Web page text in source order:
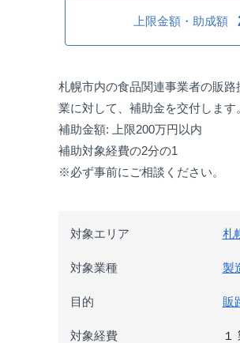
上限金額・助成額
札幌市内の食品関連事業者の販
業に対して、補助金を交付します
補助金額: 上限200万円以内
補助対象経費の2分の1
※必ず事前にご相談ください。
対象エリア 札
対象業種 製
目的 販
対象経費
１